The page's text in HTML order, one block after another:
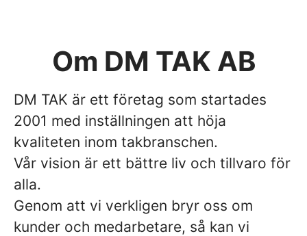
Om DM TAK AB
DM TAK är ett företag som startades
2001 med inställningen att höja
kvaliteten inom takbranschen.
Vår vision är ett bättre liv och tillvaro för
alla.
Genom att vi verkligen bryr oss om
kunder och medarbetare, så kan vi